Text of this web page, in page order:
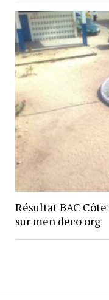
Résultat BAC
sur men deco org